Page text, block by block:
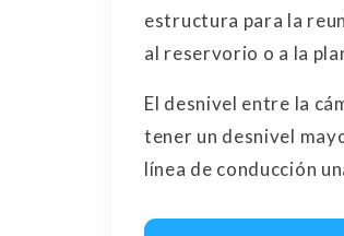
estructura para la
al reservorio o a la
El desnivel entre la
tener un desnivel
línea de conducción